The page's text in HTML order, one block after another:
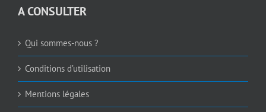
A CONSULTER
Qui sommes-nous ?
Conditions d’utilisation
Mentions légales